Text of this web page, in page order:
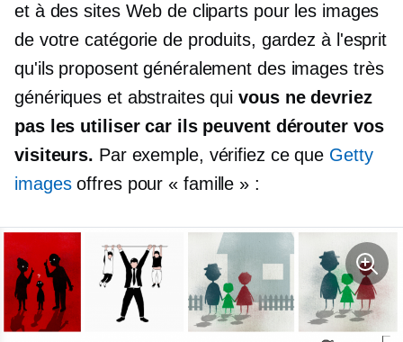
et à des sites Web de cliparts pour les images
de votre catégorie de produits, gardez à l'esprit
qu'ils proposent généralement des images très
génériques et abstraites quivous ne devriez
pas les utiliser car ils peuvent dérouter vos
visiteurs. Par exemple, vérifiez ce que Getty
imagesoffres pour « famille » :